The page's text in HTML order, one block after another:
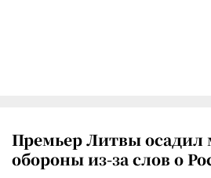
Премьер Литвы осадил
обороны из-за слов о